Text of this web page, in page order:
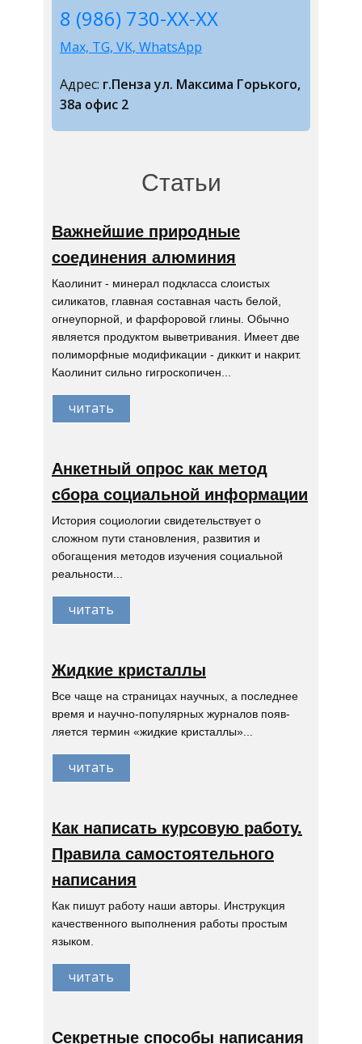
8 (986) 730-ХХ-ХХ
Max, TG, VK, WhatsApp
Адрес: г.Пенза ул. Максима Горького,
38а офис 2
Статьи
Важнейшие природные
соединения алюминия
Каолинит - минерал подкласса слоистых
силикатов, главная составная часть белой,
огнеупорной, и фарфоровой глины. Обычно
является продуктом выветривания. Имеет две
полиморфные модификации - диккит и накрит.
Каолинит сильно гигроскопичен...
читать
Анкетный опрос как метод
сбора социальной информации
История социологии свидетельствует о
сложном пути становления, развития и
обогащения методов изучения социальной
реальности...
читать
Жидкие кристаллы
Все чаще на страницах научных, а последнее
время и научно-популярных журналов появ-
ляется термин «жидкие кристаллы»...
читать
Как написать курсовую работу.
Правила самостоятельного
написания
Как пишут работу наши авторы. Инструкция
качественного выполнения работы простым
языком.
читать
Секретные способы написания